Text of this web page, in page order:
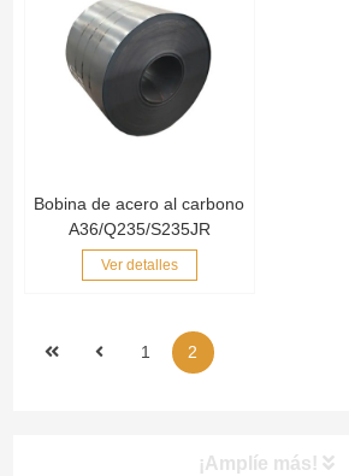
Bobina de acero al carbono
A36/Q235/S235JR
Ver detalles
1 2
¡Amplíe más!